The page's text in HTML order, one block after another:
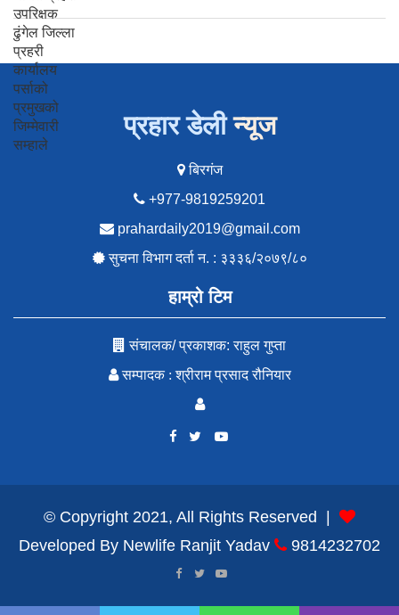
प्रहार डेलीन्यूज
बिरगंज
+977-9819259201
prahardaily2019@gmail.com
सुचना विभाग दर्ता न. : ३३३६/२०७९/८०
हाम्रो टिम
संचालक/ प्रकाशक: राहुल गुप्ता
सम्पादक : श्रीराम प्रसाद रौनियार
FacebookYouTube
© Copyright 2021, All Rights Reserved |
Developed By Newlife Ranjit Yadav 9814232702
Facebook
TwitterYouTube